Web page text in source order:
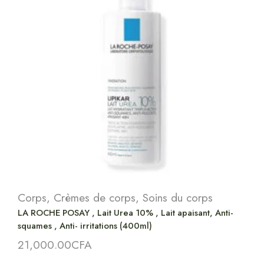
Corps, Crèmes de corps, Soins du corps
LA ROCHE POSAY , Lait Urea 10% , Lait apaisant, Anti-
squames , Anti- irritations (400ml)
21,000.00CFA